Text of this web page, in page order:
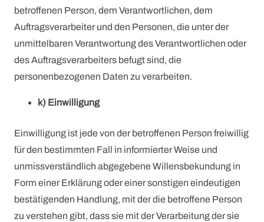
betroffenen Person, dem Verantwortlichen, dem
Auftragsverarbeiter und den Personen, die unter der
unmittelbaren Verantwortung des Verantwortlichen oder
des Auftragsverarbeiters befugt sind, die
personenbezogenen Daten zu verarbeiten.
k) Einwilligung
Einwilligung ist jede von der betroffenen Person freiwillig
für den bestimmten Fall in informierter Weise und
unmissverständlich abgegebene Willensbekundung in
Form einer Erklärung oder einer sonstigen eindeutigen
bestätigenden Handlung, mit der die betroffene Person
zu verstehen gibt, dass sie mit der Verarbeitung der sie